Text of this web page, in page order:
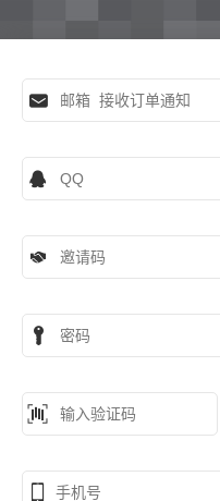




